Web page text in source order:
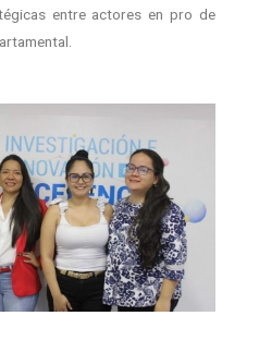
entre actores en pro de